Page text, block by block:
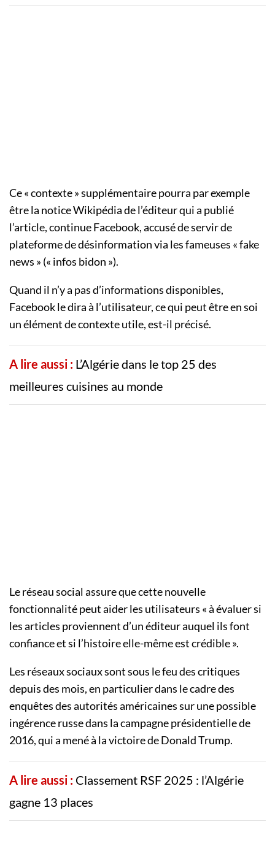
Ce « contexte » supplémentaire pourra par exemple
être la notice Wikipédia de l’éditeur qui a publié
l’article, continue Facebook, accusé de servir de
plateforme de désinformation via les fameuses « fake
news » (« infos bidon »).
Quand il n’y a pas d’informations disponibles,
Facebook le dira à l’utilisateur, ce qui peut être en soi
un élément de contexte utile, est-il précisé.
A lire aussi : L’Algérie dans le top 25 des
meilleures cuisines au monde
Le réseau social assure que cette nouvelle
fonctionnalité peut aider les utilisateurs « à évaluer si
les articles proviennent d’un éditeur auquel ils font
confiance et si l’histoire elle-même est crédible ».
Les réseaux sociaux sont sous le feu des critiques
depuis des mois, en particulier dans le cadre des
enquêtes des autorités américaines sur une possible
ingérence russe dans la campagne présidentielle de
2016, qui a mené à la victoire de Donald Trump.
A lire aussi : Classement RSF 2025 : l’Algérie
gagne 13 places